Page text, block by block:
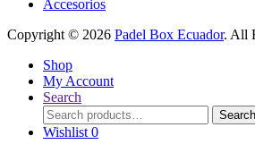
Accesorios
Copyright © 2026 Padel Box Ecuador. All
Shop
My Account
Search
Search
for:
Search
Wishlist 0